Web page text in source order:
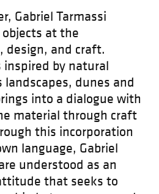
Gabriel Tarmassi
at the
design, and craft.
inspired by natural
dunes and
into a dialogue with
material through craft
this incorporation
language, Gabriel
understood as an
that seeks to